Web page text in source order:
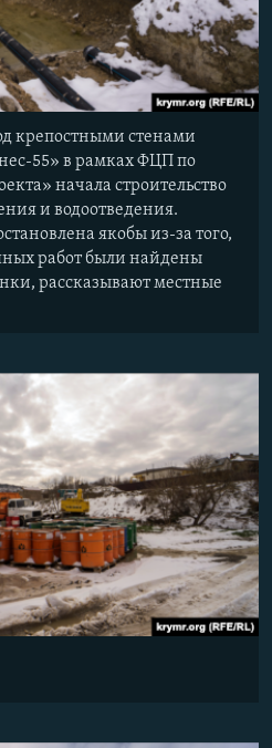
крепостными стенами
55» в рамках ФЦП по
начала строительство
и водоотведения.
якобы из-за того,
работ были найдены
рассказывают местные